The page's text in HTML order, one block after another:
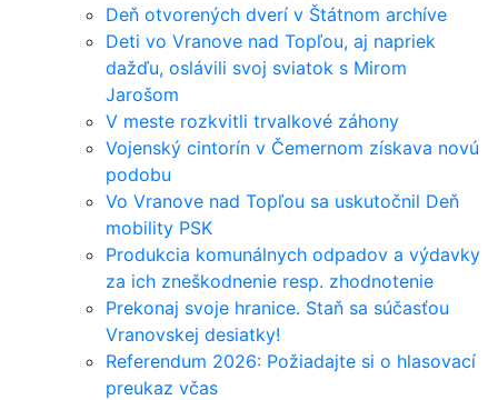
Deň otvorených dverí v Štátnom archíve
Deti vo Vranove nad Topľou, aj napriek
dažďu, oslávili svoj sviatok s Mirom
Jarošom
V meste rozkvitli trvalkové záhony
Vojenský cintorín v Čemernom získava novú
podobu
Vo Vranove nad Topľou sa uskutočnil Deň
mobility PSK
Produkcia komunálnych odpadov a výdavky
za ich zneškodnenie resp. zhodnotenie
Prekonaj svoje hranice. Staň sa súčasťou
Vranovskej desiatky!
Referendum 2026: Požiadajte si o hlasovací
preukaz včas